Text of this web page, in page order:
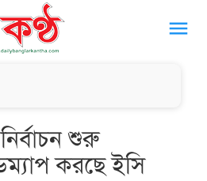
menu
শুরু
করছে ইসি